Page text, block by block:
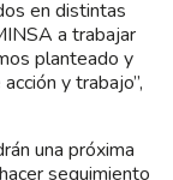
en distintas
a trabajar
planteado y
y trabajo”,
una próxima
seguimiento